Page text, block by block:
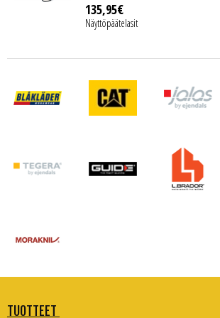
135,95€
Näyttöpäätelasit
TUOTTEET